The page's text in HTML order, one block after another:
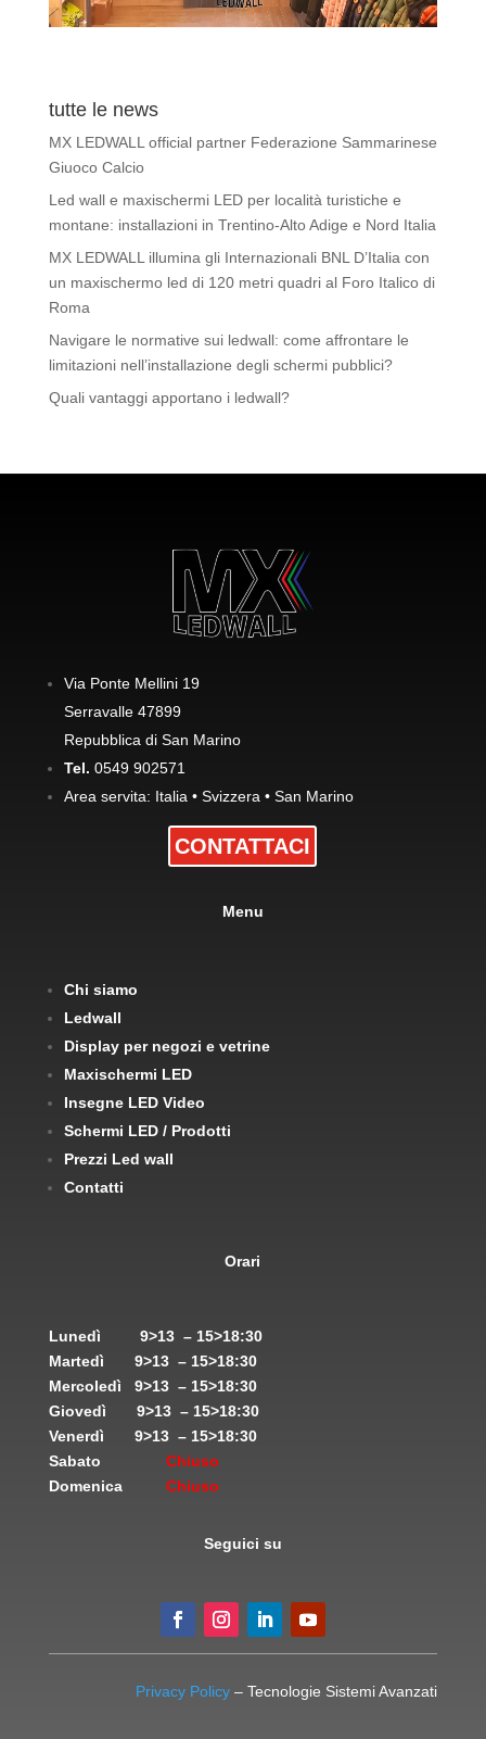
tutte le news
MX LEDWALL official partner Federazione Sammarinese
Giuoco Calcio
Led wall e maxischermi LED per località turistiche e
montane: installazioni in Trentino-Alto Adige e Nord Italia
MX LEDWALL illumina gli Internazionali BNL D’Italia con
un maxischermo led di 120 metri quadri al Foro Italico di
Roma
Navigare le normative sui ledwall: come affrontare le
limitazioni nell’installazione degli schermi pubblici?
Quali vantaggi apportano i ledwall?
Via Ponte Mellini 19
Serravalle 47899
Repubblica di San Marino
Tel. 0549 902571
Area servita: Italia • Svizzera • San Marino
CONTATTACI
Menu
Chi siamo
Ledwall
Display per negozi e vetrine
Maxischermi LED
Insegne LED Video
Schermi LED / Prodotti
Prezzi Led wall
Contatti
Orari
Lunedì 9>13 – 15>18:30
Martedì 9>13 – 15>18:30
Mercoledì 9>13 – 15>18:30
Giovedì 9>13 – 15>18:30
Venerdì 9>13 – 15>18:30
Sabato
Chiuso
Domenica
Chiuso
Seguici su
Privacy Policy – Tecnologie Sistemi Avanzati